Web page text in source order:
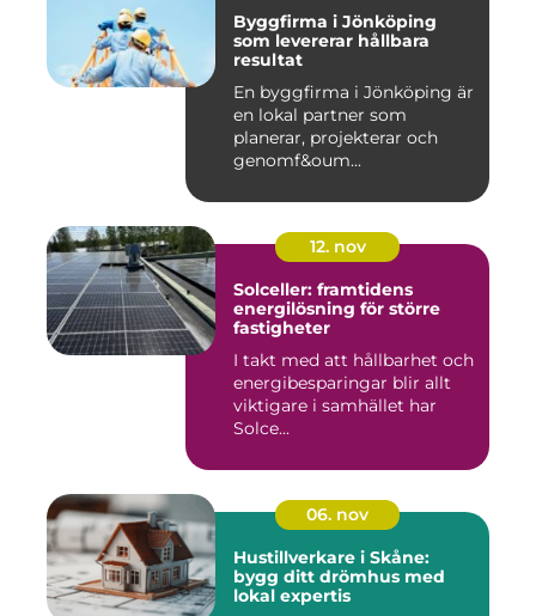
Byggfirma i Jönköping
som levererar hållbara
resultat
En byggfirma i Jönköping är
en lokal partner som
planerar, projekterar och
genomf&oum...
12. nov
Solceller: framtidens
energilösning för större
fastigheter
I takt med att hållbarhet och
energibesparingar blir allt
viktigare i samhället har
Solce...
06. nov
Hustillverkare i Skåne:
bygg ditt drömhus med
lokal expertis